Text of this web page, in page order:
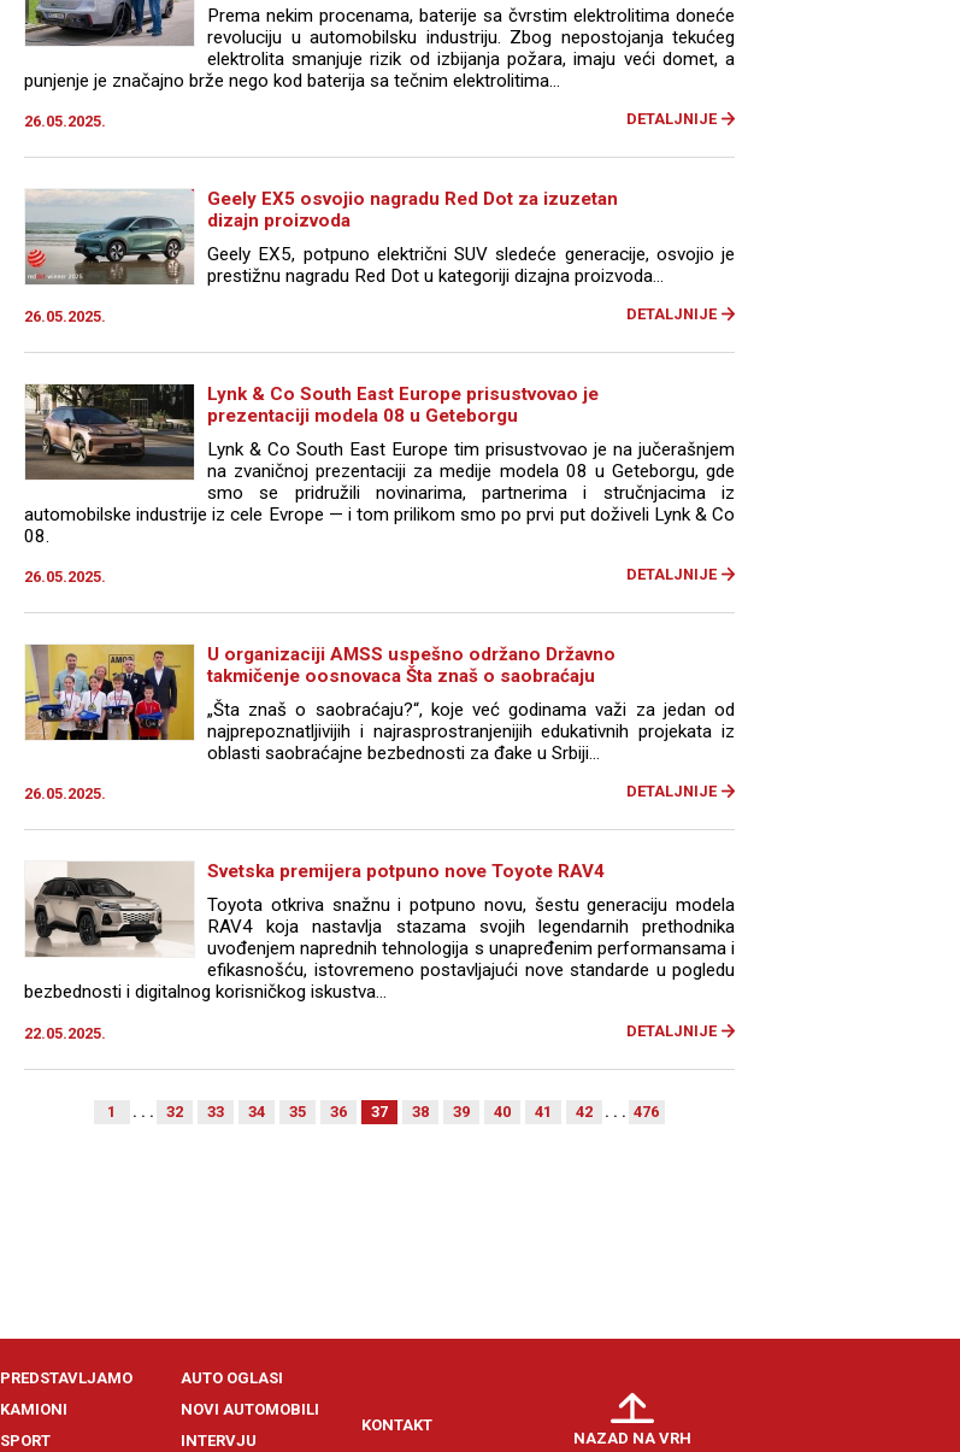
Prema nekim procenama, baterije sa čvrstim elektrolitima doneće
revoluciju u automobilsku industriju. Zbog nepostojanja tekućeg
elektrolita smanjuje rizik od izbijanja požara, imaju veći domet, a
punjenje je značajno brže nego kod baterija sa tečnim elektrolitima...
26.05.2025. DETALJNIJE
Geely EX5 osvojio nagradu Red Dot za izuzetan
dizajn proizvoda
Geely EX5, potpuno električni SUV sledeće generacije, osvojio je
prestižnu nagradu Red Dot u kategoriji dizajna proizvoda…
26.05.2025. DETALJNIJE
Lynk & Co South East Europe prisustvovao je
prezentaciji modela 08 u Geteborgu
Lynk & Co South East Europe tim prisustvovao je na jučerašnjem
na zvaničnoj prezentaciji za medije modela 08 u Geteborgu, gde
smo se pridružili novinarima, partnerima i stručnjacima iz
automobilske industrije iz cele Evrope — i tom prilikom smo po prvi put doživeli Lynk & Co
08.
26.05.2025. DETALJNIJE
U organizaciji AMSS uspešno održano Državno
takmičenje oosnovaca Šta znaš o saobraćaju
„Šta znaš o saobraćaju?“, koje već godinama važi za jedan od
najprepoznatljivijih i najrasprostranjenijih edukativnih projekata iz
oblasti saobraćajne bezbednosti za đake u Srbiji...
26.05.2025. DETALJNIJE
Svetska premijera potpuno nove Toyote RAV4
Toyota otkriva snažnu i potpuno novu, šestu generaciju modela
RAV4 koja nastavlja stazama svojih legendarnih prethodnika
uvođenjem naprednih tehnologija s unapređenim performansama i
efikasnošću, istovremeno postavljajući nove standarde u pogledu
bezbednosti i digitalnog korisničkog iskustva…
22.05.2025. DETALJNIJE
1 . . . 32 33 34 35 36 37 38 39 40 41 42 . . . 476
PREDSTAVLJAMO
KAMIONI
SPORT
AUTO OGLASI
NOVI AUTOMOBILI
INTERVJU
KONTAKT
NAZAD NA VRH